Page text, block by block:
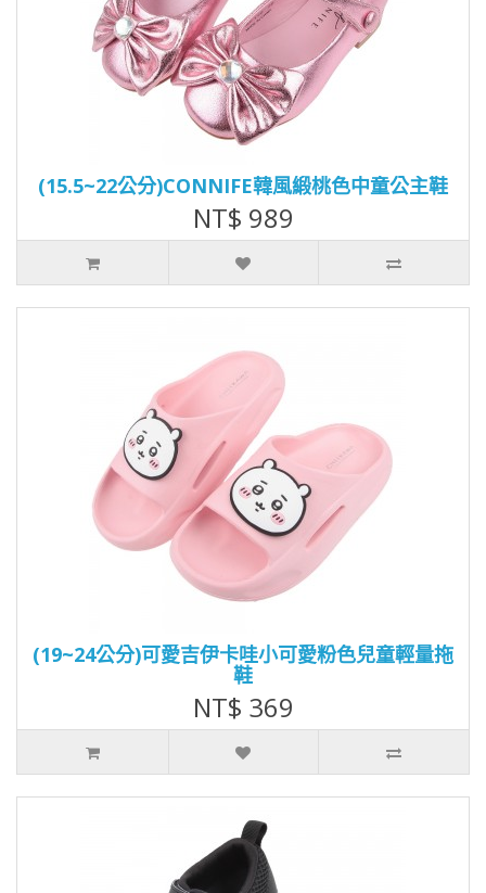
(15.5~22公分)CONNIFE韓風緞桃色中童公主鞋
NT$ 989
(19~24公分)可愛吉伊卡哇小可愛粉色兒童輕量拖
鞋
NT$ 369